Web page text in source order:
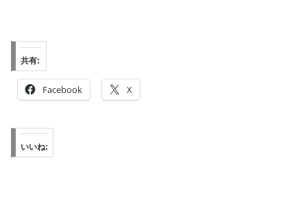
共有:
Facebook X
いいね: